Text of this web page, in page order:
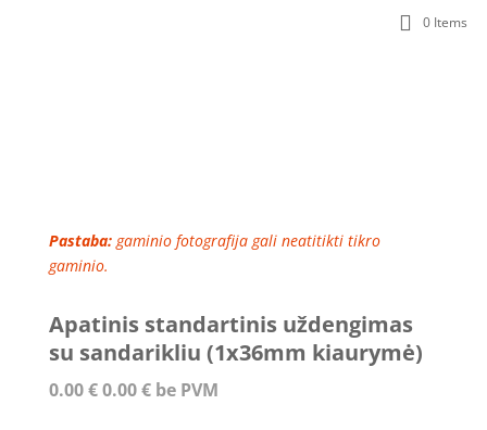
0 Items
Pastaba:gaminio fotografija gali neatitikti tikro
gaminio.
Apatinis standartinis uždengimas
su sandarikliu (1x36mm kiaurymė)
0.00€0.00€be PVM